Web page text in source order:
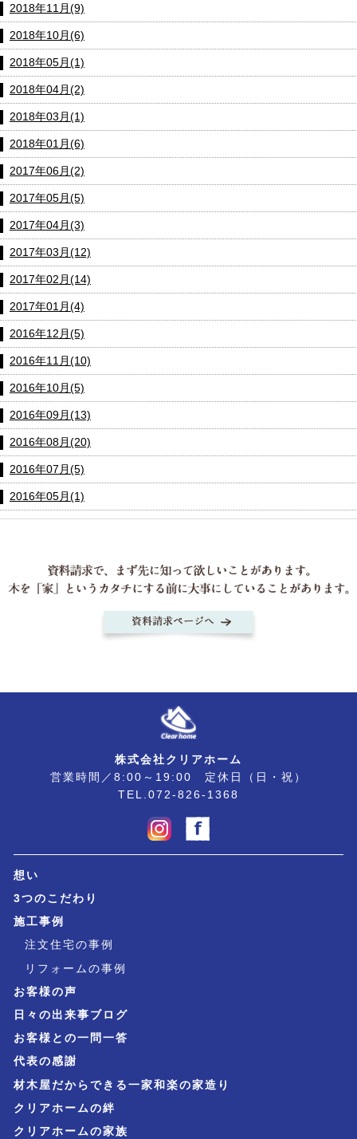
2018年11月(9)
2018年10月(6)
2018年05月(1)
2018年04月(2)
2018年03月(1)
2018年01月(6)
2017年06月(2)
2017年05月(5)
2017年04月(3)
2017年03月(12)
2017年02月(14)
2017年01月(4)
2016年12月(5)
2016年11月(10)
2016年10月(5)
2016年09月(13)
2016年08月(20)
2016年07月(5)
2016年05月(1)
株式会社クリアホーム
営業時間／8:00～19:00 定休日（日・祝）
TEL.072-826-1368
想い
3つのこだわり
施工事例
注文住宅の事例
リフォームの事例
お客様の声
日々の出来事ブログ
お客様との一問一答
代表の感謝
材木屋だからできる一家和楽の家造り
クリアホームの絆
クリアホームの家族